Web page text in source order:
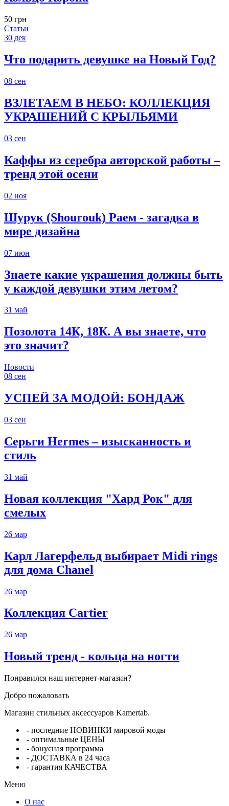
50 грн
Статьи
30 дек
Что подарить девушке на Новый Год?
08 сен
ВЗЛЕТАЕМ В НЕБО: КОЛЛЕКЦИЯ
УКРАШЕНИЙ С КРЫЛЬЯМИ
03 сен
Каффы из серебра авторской работы –
тренд этой осени
02 ноя
Шурук (Shourouk) Раем - загадка в
мире дизайна
07 июн
Знаете какие украшения должны быть
у каждой девушки этим летом?
31 май
Позолота 14К, 18К. А вы знаете, что
это значит?
Новости
08 сен
УСПЕЙ ЗА МОДОЙ: БОНДАЖ
03 сен
Серьги Hermes – изысканность и
стиль
31 май
Новая коллекция "Хард Рок" для
смелых
26 мар
Карл Лагерфельд выбирает Midi rings
для дома Chanel
26 мар
Коллекция Cartier
26 мар
Новый тренд - кольца на ногти
Понравился наш интернет-магазин?
Добро пожаловать
Магазин стильных аксессуаров Kamertab.
- последние НОВИНКИ мировой моды
- оптимальные ЦЕНЫ
- бонусная программа
- ДОСТАВКА в 24 часа
- гарантия КАЧЕСТВА
Меню
О нас